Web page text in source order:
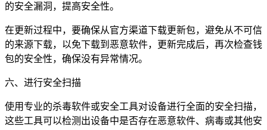
的安全漏洞，提高安全性。
在更新过程中，要确保从官方渠道下载更新包，避免从不可信
的来源下载，以免下载到恶意软件，更新完成后，再次检查钱
包的安全性，确保没有异常情况。
六、进行安全扫描
使用专业的杀毒软件或安全工具对设备进行全面的安全扫描，
这些工具可以检测出设备中是否存在恶意软件、病毒或其他安